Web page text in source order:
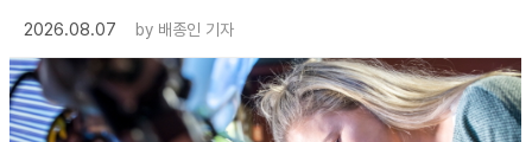
2026.08.07
by 배종인 기자